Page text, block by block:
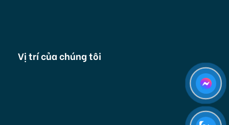
Vị trí của chúng tôi